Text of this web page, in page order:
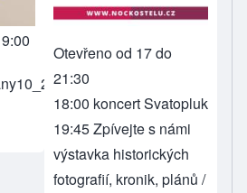
Otevřeno od 17 do
21:30
18:00 koncert Svatopluk
19:45 Zpívejte s námi
výstavka historických
fotografií, kronik, plánů /